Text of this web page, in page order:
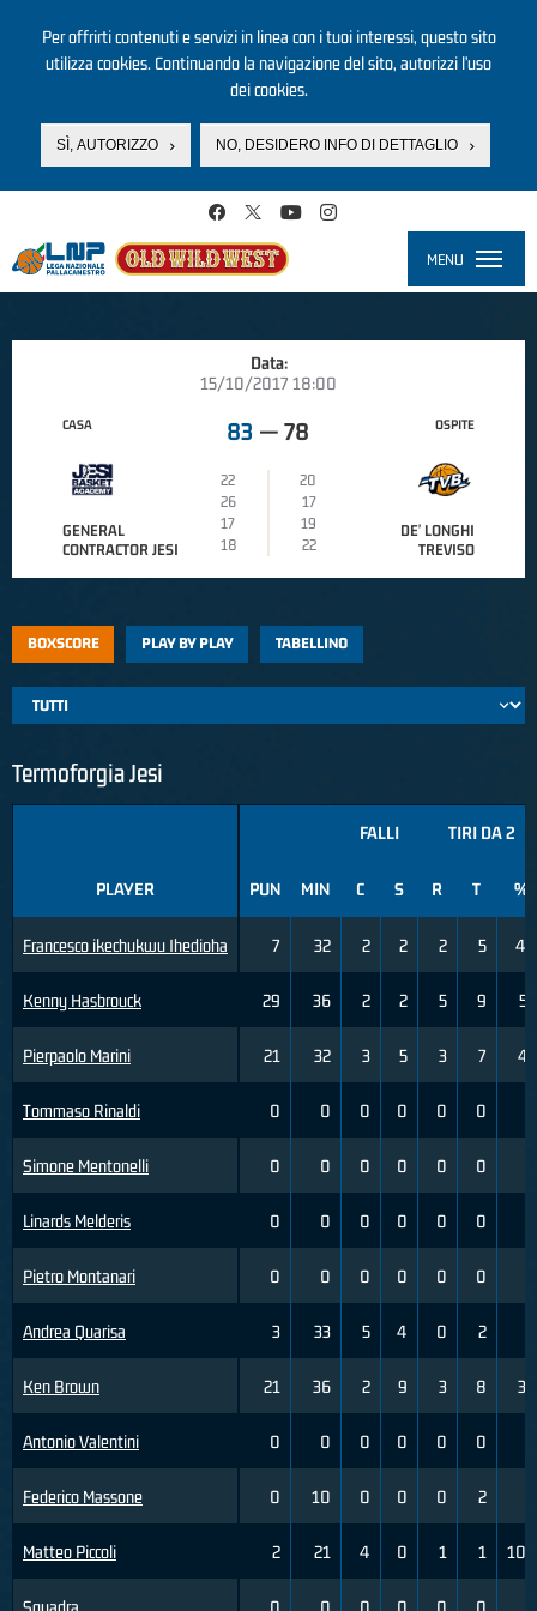
Per offrirti contenuti e servizi in linea con i tuoi interessi, questo sito
utilizza cookies. Continuando la navigazione del sito, autorizzi l’uso
dei cookies.
SÌ, AUTORIZZO NO, DESIDERO INFO DI DETTAGLIO
MENU
Data:
15/10/2017 18:00
CASA
GENERAL
CONTRACTOR JESI
83 — 78
22
20
26
17
17
19
18
22
OSPITE
DE' LONGHI
TREVISO
BOXSCORE PLAY BY PLAY TABELLINO
Termoforgia Jesi
PLAYER
Francesco ikechukwu Ihedioha
Kenny Hasbrouck
Pierpaolo Marini
Tommaso Rinaldi
Simone Mentonelli
Linards Melderis
Pietro Montanari
Andrea Quarisa
Ken Brown
Antonio Valentini
Federico Massone
Matteo Piccoli
FALLI TIRI DA 2
PUN MIN C S R T %
7 32 2 2 2 5 40
29 36 2 2 5 9 56
21 32 3 5 3 7 43
0 0 0 0 0 0
0 0 0 0 0 0
0 0 0 0 0 0
0 0 0 0 0 0
3 33 5 4 0 2
21 36 2 9 3 8 38
0 0 0 0 0 0
0 10 0 0 0 2
2 21 4 0 1 1 100